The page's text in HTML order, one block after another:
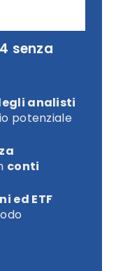
senza
analisti
potenziale
conti
ed ETF